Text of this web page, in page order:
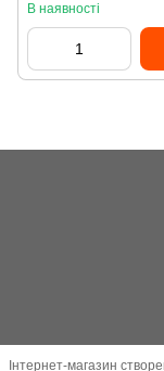
В наявності
Інтернет-магазин